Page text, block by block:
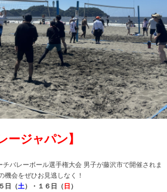
ージャパン】
バレーボール選手権大会 男子が藤沢市で開催されま
機会をぜひお見逃しなく！
日（土 ）・１６日（ 日 ）